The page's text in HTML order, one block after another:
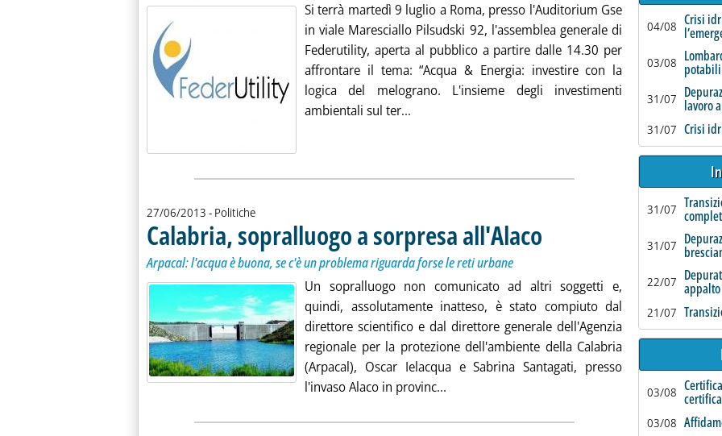
Si terrà martedì 9 luglio a Roma, presso l'Auditorium Gse
in viale Maresciallo Pilsudski 92, l'assemblea generale di
Federutility, aperta al pubblico a partire dalle 14.30 per
affrontare il tema: “Acqua & Energia: investire con la
logica del melograno. L'insieme degli investimenti
ambientali sul ter... Leggi tutta la notizia: 'Assemblea Federutility,
27/06/2013 - Politiche
Calabria, sopralluogo a sorpresa all'Alaco . Sottotitolo: Arpacal: l'acqua è buona, se c'è
. Pubblicata giovedì 27 giugno 2013 alle 17.42.
Arpacal: l'acqua è buona, se c'è un problema riguarda forse le reti urbane
Un sopralluogo non comunicato ad altri soggetti e,
quindi, assolutamente inatteso, è stato compiuto dal
direttore scientifico e dal direttore generale dell'Agenzia
regionale per la protezione dell'ambiente della Calabria
(Arpacal), Oscar Ielacqua e Sabrina Santagati, presso
l'invaso Alaco in provinc... Leggi tutta la notizia: 'Calabria, sopralluogo a
04/08 Crisi
03/08 potabili
31/07 lavoro
31/07 Crisi
31/07
31/07
22/07
21/07
03/08
03/08